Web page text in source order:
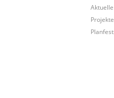
Projekte